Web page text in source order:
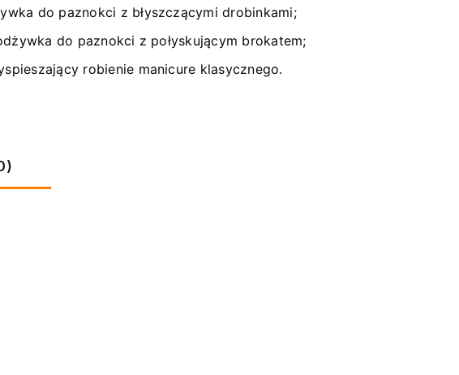
do paznokci z błyszczącymi drobinkami;
do paznokci z połyskującym brokatem;
robienie manicure klasycznego.